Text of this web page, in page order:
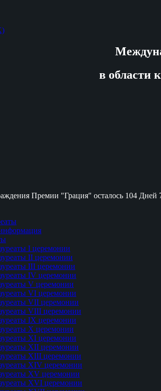
в области
Премии "Грация" осталось 104 Дней
I церемонии
II церемонии
III церемонии
IV церемонии
V церемонии
VI церемонии
VII церемонии
VIII церемонии
IX церемонии
Х церемонии
XI церемонии
XII церемонии
XIII церемонии
XIV церемонии
XV церемонии
XVI церемонии